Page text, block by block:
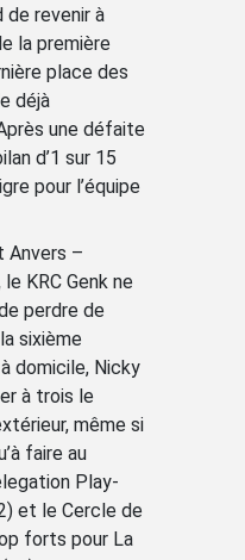
revenir à
la première
place des
déjà
une défaite
d’1 sur 15
pour l’équipe
Anvers –
KRC Genk ne
perdre de
sixième
domicile, Nicky
à trois le
même si
faire au
Play-
et le Cercle de
forts pour La